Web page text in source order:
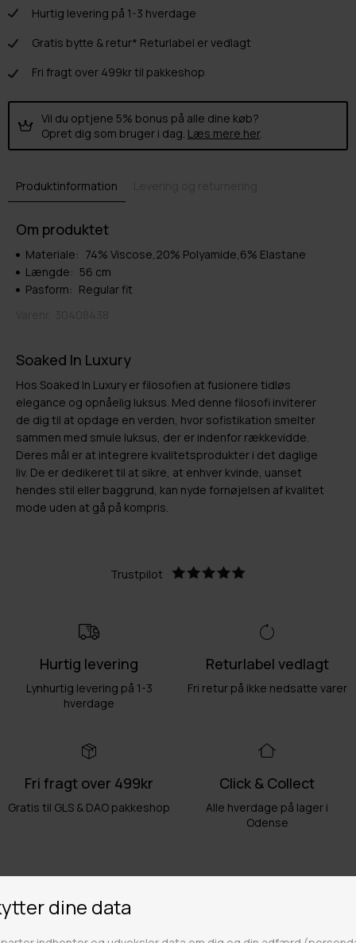
Hurtig levering på 1-3 hverdage
Gratis bytte & retur* Returlabel er vedlagt
Fri fragt over 499kr til pakkeshop
Vil du optjene 5% bonus på alle dine køb?
Opret dig som bruger i dag. Læs mere her.
Produktinformation
Om produktet
Materiale: 74% Viscose,20% Polyamide,6% Elastane
Længde: 56 cm
Pasform: Regular fit
Soaked In Luxury
Hos Soaked In Luxury er filosofien at fusionere tidløs
elegance og opnåelig luksus. Med denne filosofi inviterer
de dig til at opdage en verden, hvor sofistikation smelter
sammen med smule luksus, der er indenfor rækkevidde.
Deres mål er at integrere kvalitetsprodukter i det daglige
liv. De er dedikeret til at sikre, at enhver kvinde, uanset
hendes stil eller baggrund, kan nyde fornøjelsen af kvalitet
mode uden at gå på kompris.
Trustpilot
Hurtig levering
Lynhurtig levering på 1-3
hverdage
Returlabel vedlagt
Fri retur på ikke nedsatte varer
Fri fragt over 499kr
Gratis til GLS & DAO pakkeshop
Click & Collect
Alle hverdage på lager i
Odense